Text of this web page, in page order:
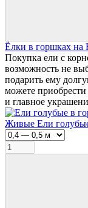
Ёлки в горшках на
Покупка ели с
возможность не
подарить ему
можете
и главное
Живые Ели